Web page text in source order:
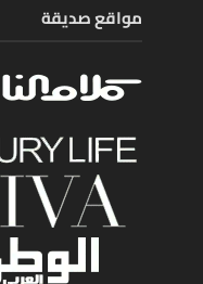
مواقع صديقة